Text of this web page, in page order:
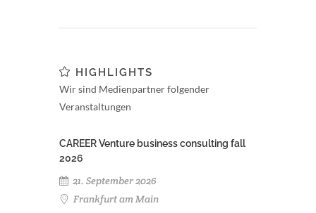
HIGHLIGHTS
Wir sind Medienpartner folgender
Veranstaltungen
CAREER Venture business consulting fall
2026
21. September 2026
Frankfurt am Main